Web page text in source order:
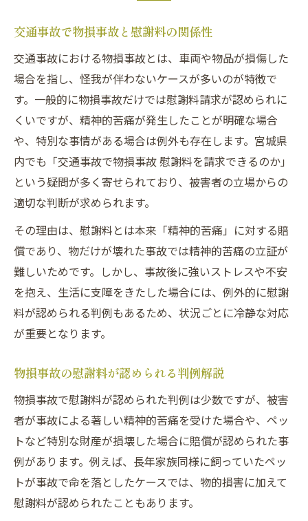
交通事故被害者の心理的負担と補償の実際
精神的補償を受けるための交通事故の証明
方法
精神的苦痛分の慰謝料を請求するポイント
通院すれば物損事故でも治療費が認められる可
能性
交通事故で通院した場合の治療費補償
物損事故でも治療費が認められる理由
通院記録が慰謝料請求に与える影響
交通事故の治療費の請求方法を徹底解説
示談交渉の進め方で慰謝料が変わる理由
交通事故で示談金が変わる理由と背景
物損事故の示談交渉で気をつけたいポイン
示談書作成時の慰謝料増額交渉術
交通事故被害者が示談交渉で損しない方法
任意保険会社との交渉と慰謝料の差
写真撮り忘れ時の物損事故対応法
交通事故で写真撮り忘れた場合の対処法
物損事故時に証拠がない場合の対応策
交通事故で物損事故と慰謝料の関係性
交通事故における物損事故とは、車両や物品が損傷した
場合を指し、怪我が伴わないケースが多いのが特徴で
す。一般的に物損事故だけでは慰謝料請求が認められに
くいですが、精神的苦痛が発生したことが明確な場合
や、特別な事情がある場合は例外も存在します。宮城県
内でも「交通事故で物損事故 慰謝料を請求できるのか」
という疑問が多く寄せられており、被害者の立場からの
適切な判断が求められます。
その理由は、慰謝料とは本来「精神的苦痛」に対する賠
償であり、物だけが壊れた事故では精神的苦痛の立証が
難しいためです。しかし、事故後に強いストレスや不安
を抱え、生活に支障をきたした場合には、例外的に慰謝
料が認められる判例もあるため、状況ごとに冷静な対応
が重要となります。
物損事故の慰謝料が認められる判例解説
物損事故で慰謝料が認められた判例は少数ですが、被害
者が事故による著しい精神的苦痛を受けた場合や、ペッ
トなど特別な財産が損壊した場合に賠償が認められた事
例があります。例えば、長年家族同様に飼っていたペッ
トが事故で命を落としたケースでは、物的損害に加えて
慰謝料が認められたこともあります。